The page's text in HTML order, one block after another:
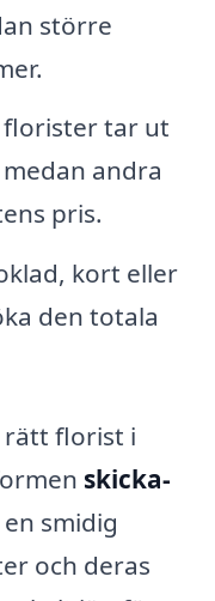
större
florister tar ut
andra
pris.
kort eller
den totala
rätt florist i
skicka-
en smidig
och deras